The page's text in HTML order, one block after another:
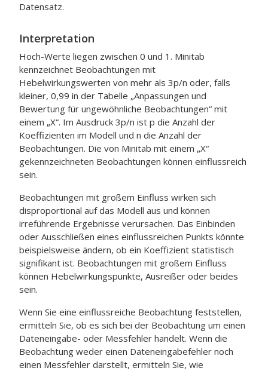
Datensatz.
Interpretation
Hoch-Werte liegen zwischen 0 und 1. Minitab
kennzeichnet Beobachtungen mit
Hebelwirkungswerten von mehr als 3p/n oder, falls
kleiner, 0,99 in der Tabelle „Anpassungen und
Bewertung für ungewöhnliche Beobachtungen“ mit
einem „X“. Im Ausdruck 3p/n ist p die Anzahl der
Koeffizienten im Modell und n die Anzahl der
Beobachtungen. Die von Minitab mit einem „X“
gekennzeichneten Beobachtungen können einflussreich
sein.
Beobachtungen mit großem Einfluss wirken sich
disproportional auf das Modell aus und können
irreführende Ergebnisse verursachen. Das Einbinden
oder Ausschließen eines einflussreichen Punkts könnte
beispielsweise ändern, ob ein Koeffizient statistisch
signifikant ist. Beobachtungen mit großem Einfluss
können Hebelwirkungspunkte, Ausreißer oder beides
sein.
Wenn Sie eine einflussreiche Beobachtung feststellen,
ermitteln Sie, ob es sich bei der Beobachtung um einen
Dateneingabe- oder Messfehler handelt. Wenn die
Beobachtung weder einen Dateneingabefehler noch
einen Messfehler darstellt, ermitteln Sie, wie